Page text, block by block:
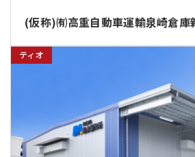
(仮称)㈲高重自動車運輸泉崎倉庫
ティオ